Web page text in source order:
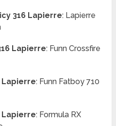
316 Lapierre: Lapierre
Lapierre: Funn Crossfire
Lapierre: Funn Fatboy 710
Lapierre: Formula RX